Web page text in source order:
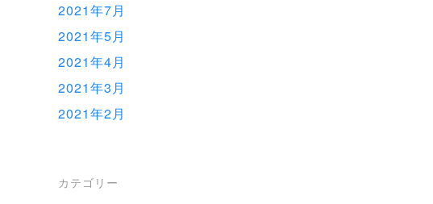
2021年7月
2021年5月
2021年4月
2021年3月
2021年2月
カテゴリー